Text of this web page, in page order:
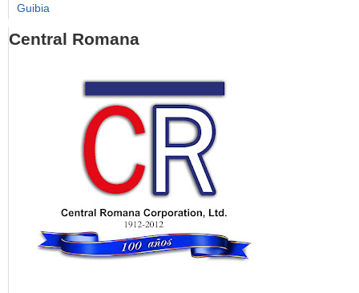
Guibia
Central Romana